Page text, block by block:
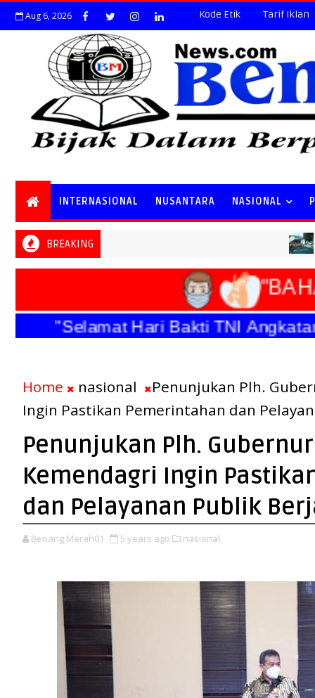
Aug 6, 2026 Kode Etik Tarif Iklan
INTERNASIONAL NUSANTARA NASIONAL
BREAKING
"Selamat Hari Bakti TNI Angkatan
Home nasional
Penunjukan Plh.
Ingin Pastikan Pemerintahan dan
Penunjukan Plh.
Kemendagri Ingin
dan Pelayanan Publik
Benang Merah01 5 years ago nasional,